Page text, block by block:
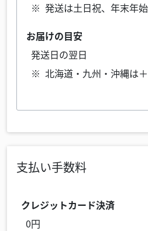
発送は土日祝、年末年始
お届けの目安
発送日の翌日
北海道・九州・沖縄は＋
支払い手数料
クレジットカード決済
0円